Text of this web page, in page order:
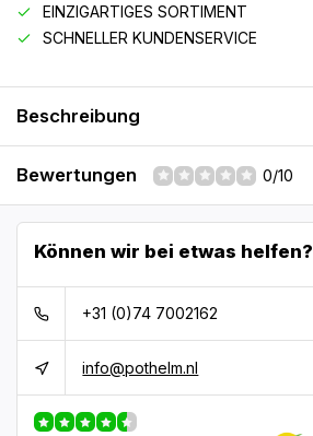
EINZIGARTIGES SORTIMENT
SCHNELLER KUNDENSERVICE
Beschreibung
Bewertungen 0/10
Können wir bei etwas helfen?
+31 (0)74 7002162
info@pothelm.nl